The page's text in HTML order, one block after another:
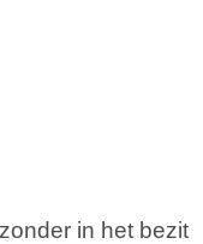
in het bezit